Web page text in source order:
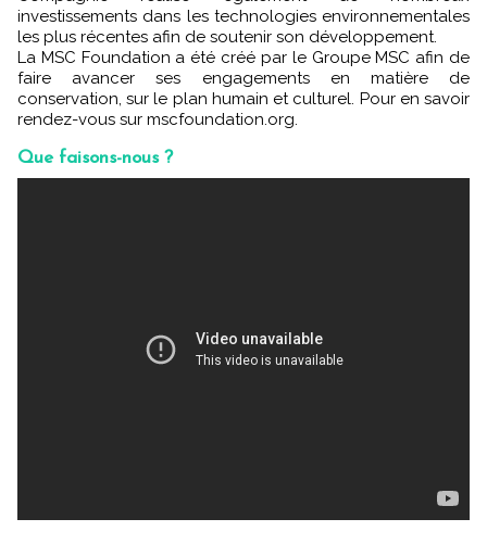
investissements dans les technologies environnementales
les plus récentes afin de soutenir son développement.
La MSC Foundation a été créé par le Groupe MSC afin de
faire avancer ses engagements en matière de
conservation, sur le plan humain et culturel. Pour en savoir
rendez-vous sur mscfoundation.org.
Que faisons-nous ?